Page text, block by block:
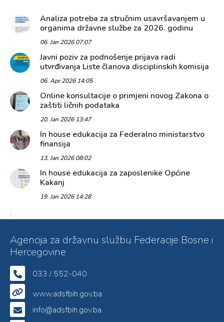
Analiza potreba za stručnim usavršavanjem u
organima državne službe za 2026. godinu
06. Jan 2026 07:07
Javni poziv za podnošenje prijava radi
utvrđivanja Liste članova disciplinskih komisija
06. Apr 2026 14:05
Online konsultacije o primjeni novog Zakona o
zaštiti ličnih podataka
20. Jan 2026 13:47
In house edukacija za Federalno ministarstvo
finansija
13. Jan 2026 08:02
In house edukacija za zaposlenike Općine
Kakanj
19. Jan 2026 14:28
;
Agencija za državnu službu Federacije Bosne i
Hercegovine
033 / 552-040
www.adsfbih.gov.ba
info@adsfbih.gov.ba